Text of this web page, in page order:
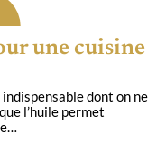
une cuisine
dont on ne
l’huile permet